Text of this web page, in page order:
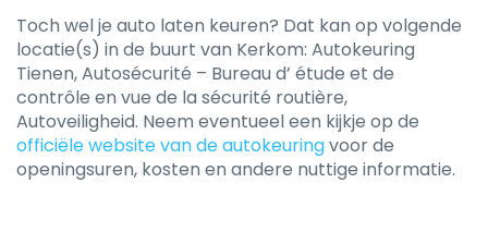
Toch wel je auto laten keuren? Dat kan op volgende
locatie(s) in de buurt van Kerkom: Autokeuring
Tienen, Autosécurité – Bureau d’ étude et de
contrôle en vue de la sécurité routière,
Autoveiligheid. Neem eventueel een kijkje op de
officiële website van de autokeuringvoor de
openingsuren, kosten en andere nuttige informatie.